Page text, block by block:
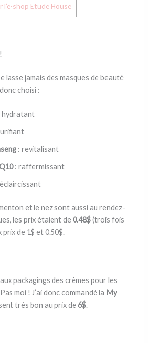
l’e-shop Etude House
lasse jamais des masques de beauté
choisi :
: revitalisant
: raffermissant
et le nez sont aussi au rendez-
les prix étaient de0.48$(trois fois
de 1$ et 0.50$.
packagings des crèmes pour les
moi ! J’ai donc commandé la My
très bon au prix de6$.